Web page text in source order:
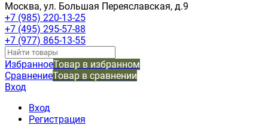
Москва, ул. Большая Переяславская, д.9
+7 (985) 220-13-25
+7 (495) 295-57-88
+7 (977) 865-13-55
ИзбранноеТовар в избранном
СравнениеТовар в сравнении
Вход
Вход
Регистрация